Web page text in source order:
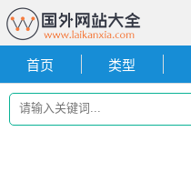
首页 类型